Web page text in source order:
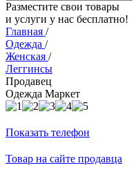
Разместите свои товары
и услуги у нас бесплатно!
Главная /
Одежда /
Женская /
Леггинсы
Продавец
Одежда Маркет
Показать телефон
Товар на сайте продавца